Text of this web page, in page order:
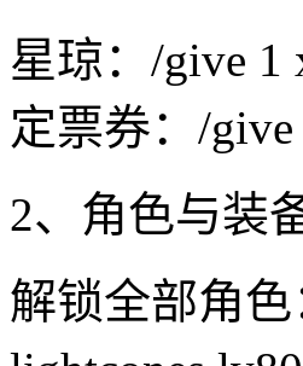
星琼：/give 1
定票券：/
2、角色与装
解锁全部角色